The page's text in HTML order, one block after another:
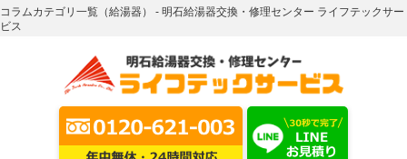
コラムカテゴリ一覧（給湯器） - 明石給湯器交換・修理センター ライフテックサー
ビス